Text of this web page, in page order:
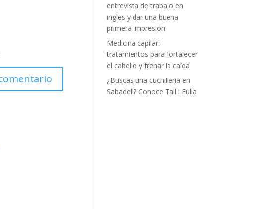
entrevista de trabajo en
ingles y dar una buena
primera impresión
Medicina capilar:
tratamientos para fortalecer
el cabello y frenar la caída
¿Buscas una cuchillería en
Sabadell? Conoce Tall i Fulla